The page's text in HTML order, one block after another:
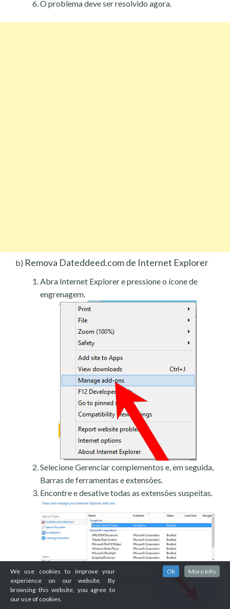
O problema deve ser resolvido agora.
b) Remova Dateddeed.com de Internet Explorer
Abra Internet Explorer e pressione o ícone de
engrenagem.
Selecione Gerenciar complementos e, em seguida,
Barras de ferramentas e extensões.
Encontre e desative todas as extensões suspeitas.
We use cookies to improve your
experience on our website. By
browsing this website, you agree to
our use of cookies.
Ok More Info